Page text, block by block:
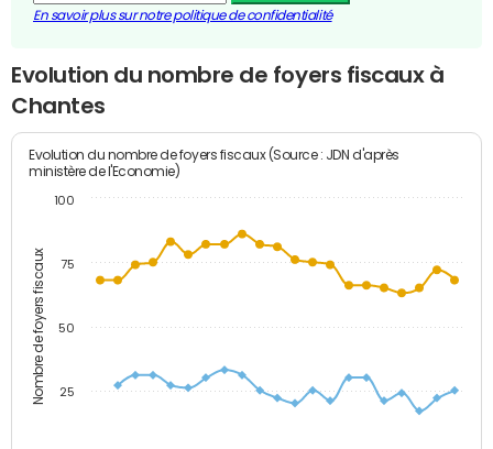
En savoir plus sur notre politique de confidentialité
Evolution du nombre de foyers fiscaux à
Chantes
Nombre de foyers fiscaux
Evolution du nombre de foyers fiscaux (Source : JDN d'après
ministère de l'Economie)
25
50
75
100